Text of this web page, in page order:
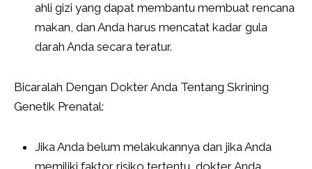
ahli gizi yang dapat membantu membuat rencana
makan, dan Anda harus mencatat kadar gula
darah Anda secara teratur.
Bicaralah Dengan Dokter Anda Tentang Skrining
Genetik Prenatal:
Jika Anda belum melakukannya dan jika Anda